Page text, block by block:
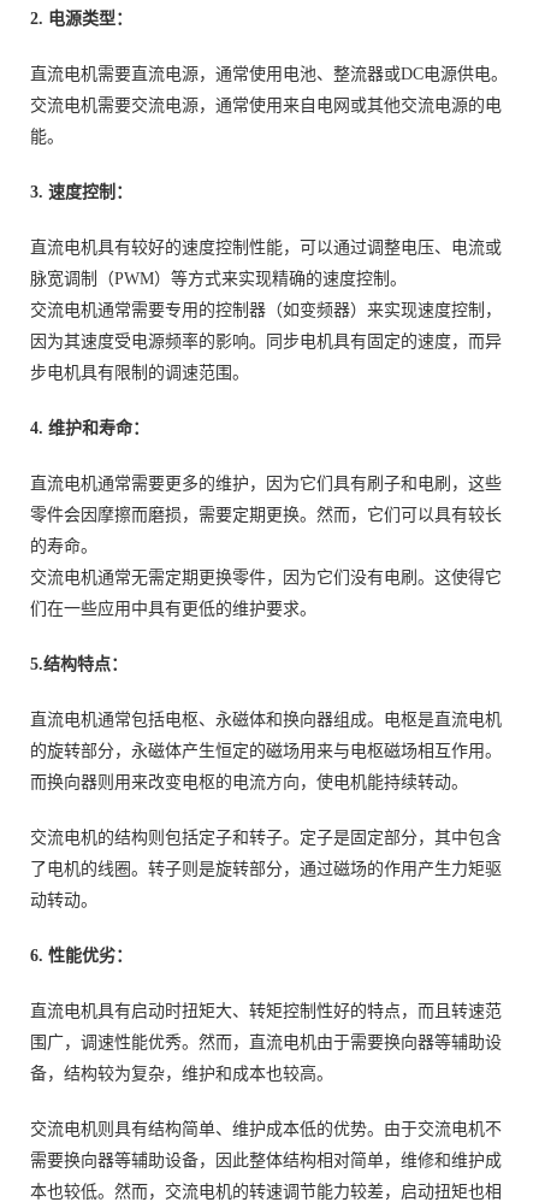
2. 电源类型：
直流电机需要直流电源，通常使用电池、整流器或DC电源供电。
交流电机需要交流电源，通常使用来自电网或其他交流电源的电
能。
3. 速度控制：
直流电机具有较好的速度控制性能，可以通过调整电压、电流或
脉宽调制（PWM）等方式来实现精确的速度控制。
交流电机通常需要专用的控制器（如变频器）来实现速度控制，
因为其速度受电源频率的影响。同步电机具有固定的速度，而异
步电机具有限制的调速范围。
4. 维护和寿命：
直流电机通常需要更多的维护，因为它们具有刷子和电刷，这些
零件会因摩擦而磨损，需要定期更换。然而，它们可以具有较长
的寿命。
交流电机通常无需定期更换零件，因为它们没有电刷。这使得它
们在一些应用中具有更低的维护要求。
5.结构特点：
直流电机通常包括电枢、永磁体和换向器组成。电枢是直流电机
的旋转部分，永磁体产生恒定的磁场用来与电枢磁场相互作用。
而换向器则用来改变电枢的电流方向，使电机能持续转动。
交流电机的结构则包括定子和转子。定子是固定部分，其中包含
了电机的线圈。转子则是旋转部分，通过磁场的作用产生力矩驱
动转动。
6. 性能优劣：
直流电机具有启动时扭矩大、转矩控制性好的特点，而且转速范
围广，调速性能优秀。然而，直流电机由于需要换向器等辅助设
备，结构较为复杂，维护和成本也较高。
交流电机则具有结构简单、维护成本低的优势。由于交流电机不
需要换向器等辅助设备，因此整体结构相对简单，维修和维护成
本也较低。然而，交流电机的转速调节能力较差，启动扭矩也相